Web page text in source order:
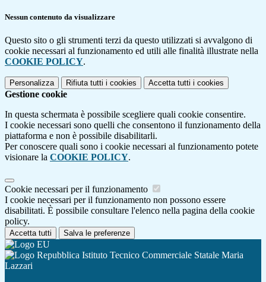
Nessun contenuto da visualizzare
Questo sito o gli strumenti terzi da questo utilizzati si avvalgono di
cookie necessari al funzionamento ed utili alle finalità illustrate nella
COOKIE POLICY.
Personalizza Rifiuta tutti i cookies Accetta tutti i cookies
Gestione cookie
In questa schermata è possibile scegliere quali cookie consentire.
I cookie necessari sono quelli che consentono il funzionamento della
piattaforma e non è possibile disabilitarli.
Per conoscere quali sono i cookie necessari al funzionamento potete
visionare la COOKIE POLICY.
Cookie necessari per il funzionamento
I cookie necessari per il funzionamento non possono essere
disabilitati. È possibile consultare l'elenco nella pagina della cookie
policy.
Accetta tutti Salva le preferenze
Istituto Tecnico Commerciale Statale Maria
Lazzari